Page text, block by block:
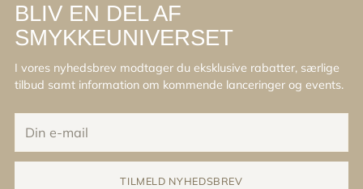
BLIV EN DEL AF
SMYKKEUNIVERSET
I vores nyhedsbrev modtager du eksklusive rabatter, særlige
tilbud samt information om kommende lanceringer og events.
e-
mail
TILMELD NYHEDSBREV